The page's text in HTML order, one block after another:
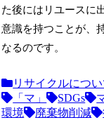
た後にはリユースに
意識を持つことが、
なるのです。
リサイクルについ
「マ」
SDGs
環境
廃棄物削減